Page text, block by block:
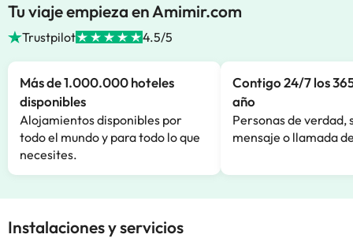
Tu viaje empieza en Amimir.com
Trustpilot 4.5/5
Más de 1.000.000 hoteles
disponibles
Alojamientos disponibles por
todo el mundo y para todo lo que
necesites.
Contigo 24/7 los
año
Personas de verdad,
mensaje o llamada
Instalaciones y servicios